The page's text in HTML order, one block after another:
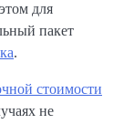
для
пакет
.
стоимости
не